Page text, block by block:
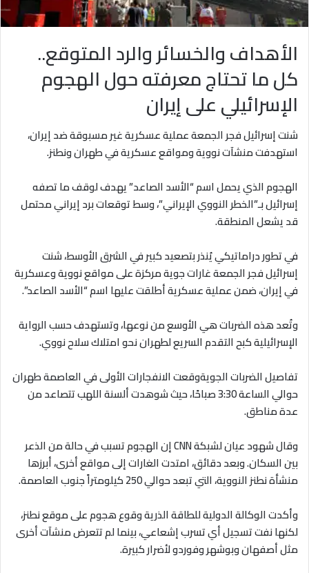
الأهداف والخسائر والرد المتوقع..
كل ما تحتاج معرفته حول الهجوم
الإسرائيلي على إيران
شنت إسرائيل فجر الجمعة عملية عسكرية غير مسبوقة ضد إيران،
استهدفت منشآت نووية ومواقع عسكرية في طهران ونطنز.
الهجوم الذي يحمل اسم “الأسد الصاعد” يهدف لوقف ما تصفه
إسرائيل بـ”الخطر النووي الإيراني”، وسط توقعات برد إيراني محتمل
قد يشعل المنطقة.
في تطور دراماتيكي يُنذر بتصعيد كبير في الشرق الأوسط، شنت
إسرائيل فجر الجمعة غارات جوية مركزة على مواقع نووية وعسكرية
في إيران، ضمن عملية عسكرية أطلقت عليها اسم “الأسد الصاعد”.
وتُعد هذه الضربات هي الأوسع من نوعها، وتستهدف حسب الرواية
الإسرائيلية كبح التقدم السريع لطهران نحو امتلاك سلاح نووي.
تفاصيل الضربات الجويةوقعت الانفجارات الأولى في العاصمة طهران
حوالي الساعة 3:30 صباحًا، حيث شوهدت ألسنة اللهب تتصاعد من
عدة مناطق.
وقال شهود عيان لشبكة CNN إن الهجوم تسبب في حالة من الذعر
بين السكان. وبعد دقائق، امتدت الغارات إلى مواقع أخرى، أبرزها
منشأة نطنز النووية، التي تبعد حوالي 250 كيلومتراً جنوب العاصمة.
وأكدت الوكالة الدولية للطاقة الذرية وقوع هجوم على موقع نطنز،
لكنها نفت تسجيل أي تسرب إشعاعي، بينما لم تتعرض منشآت أخرى
مثل أصفهان وبوشهر وفوردو لأضرار كبيرة.